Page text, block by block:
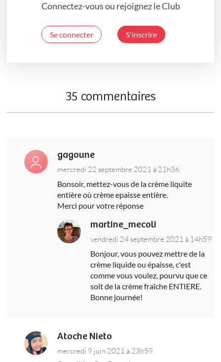
Connectez-vous ou rejoignez le Club
Se connecter S'inscrire
35 commentaires
gagoune
mercredi 22 septembre 2021 à 21h36
Bonsoir, mettez-vous de la crème liquite
entière où crème epaisse entière.
Merci pour votre réponse
martine_mecoli
vendredi 24 septembre 2021 à 14h59
Bonjour, vous pouvez mettre de la
crème liquide ou épaisse, c'est
comme vous voulez, pourvu que ce
soit de la crème fraîche ENTIERE.
Bonne journée!
Atoche Nieto
mercredi 9 juin 2021 à 23h59